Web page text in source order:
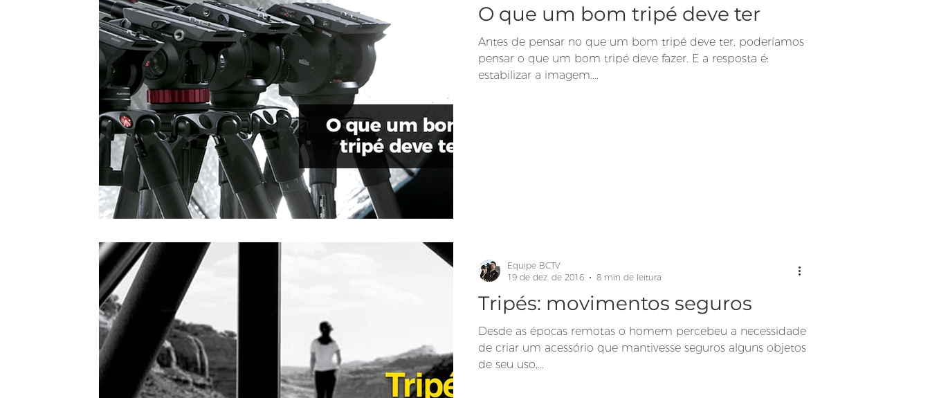
O que um bom tripé deve ter
Antes de pensar no que um bom tripé deve ter, poderíamos
pensar o que um bom tripé deve fazer. E a resposta é:
estabilizar a imagem....
Tripés: movimentos seguros
Desde as épocas remotas o homem percebeu a necessidade
de criar um acessório que mantivesse seguros alguns objetos
de seu uso,...
Equipe BCTV
19 de dez. de 2016
8 min de leitura